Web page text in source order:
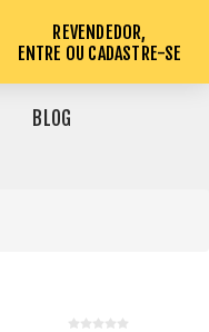
REVENDEDOR,
ENTRE OU CADASTRE-SE
BLOG